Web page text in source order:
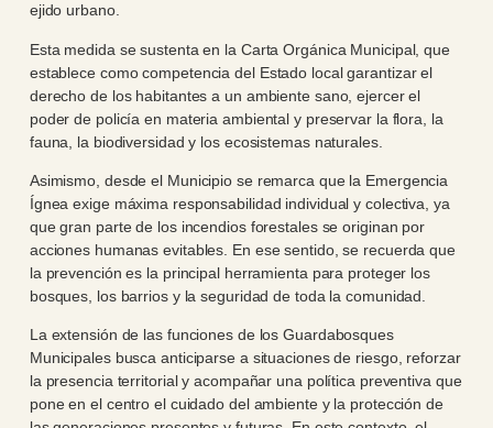
ejido urbano.
Esta medida se sustenta en la Carta Orgánica Municipal, que
establece como competencia del Estado local garantizar el
derecho de los habitantes a un ambiente sano, ejercer el
poder de policía en materia ambiental y preservar la flora, la
fauna, la biodiversidad y los ecosistemas naturales.
Asimismo, desde el Municipio se remarca que la Emergencia
Ígnea exige máxima responsabilidad individual y colectiva, ya
que gran parte de los incendios forestales se originan por
acciones humanas evitables. En ese sentido, se recuerda que
la prevención es la principal herramienta para proteger los
bosques, los barrios y la seguridad de toda la comunidad.
La extensión de las funciones de los Guardabosques
Municipales busca anticiparse a situaciones de riesgo, reforzar
la presencia territorial y acompañar una política preventiva que
pone en el centro el cuidado del ambiente y la protección de